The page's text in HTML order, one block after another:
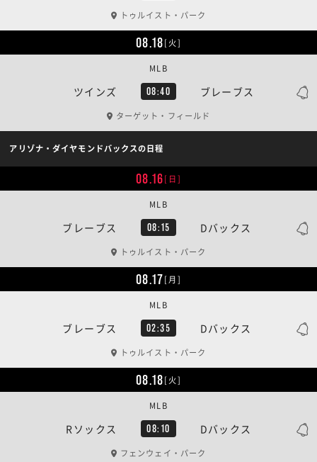
トゥルイスト・パーク
08.18[火]
ツインズ 08:40 ブレーブス
MLB
ターゲット・フィールド
アリゾナ・ダイヤモンドバックスの日程
08.16[日]
ブレーブス 08:15 Dバックス
MLB
トゥルイスト・パーク
08.17[月]
ブレーブス 02:35 Dバックス
MLB
トゥルイスト・パーク
08.18[火]
Rソックス 08:10 Dバックス
MLB
フェンウェイ・パーク